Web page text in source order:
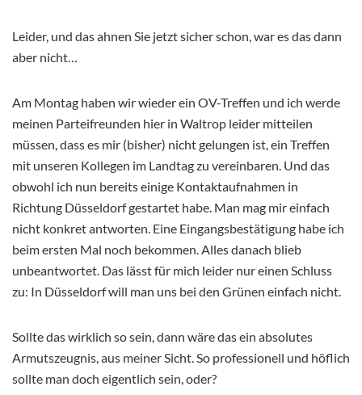
Leider, und das ahnen Sie jetzt sicher schon, war es das dann
aber nicht…
Am Montag haben wir wieder ein OV-Treffen und ich werde
meinen Parteifreunden hier in Waltrop leider mitteilen
müssen, dass es mir (bisher) nicht gelungen ist, ein Treffen
mit unseren Kollegen im Landtag zu vereinbaren. Und das
obwohl ich nun bereits einige Kontaktaufnahmen in
Richtung Düsseldorf gestartet habe. Man mag mir einfach
nicht konkret antworten. Eine Eingangsbestätigung habe ich
beim ersten Mal noch bekommen. Alles danach blieb
unbeantwortet. Das lässt für mich leider nur einen Schluss
zu: In Düsseldorf will man uns bei den Grünen einfach nicht.
Sollte das wirklich so sein, dann wäre das ein absolutes
Armutszeugnis, aus meiner Sicht. So professionell und höflich
sollte man doch eigentlich sein, oder?